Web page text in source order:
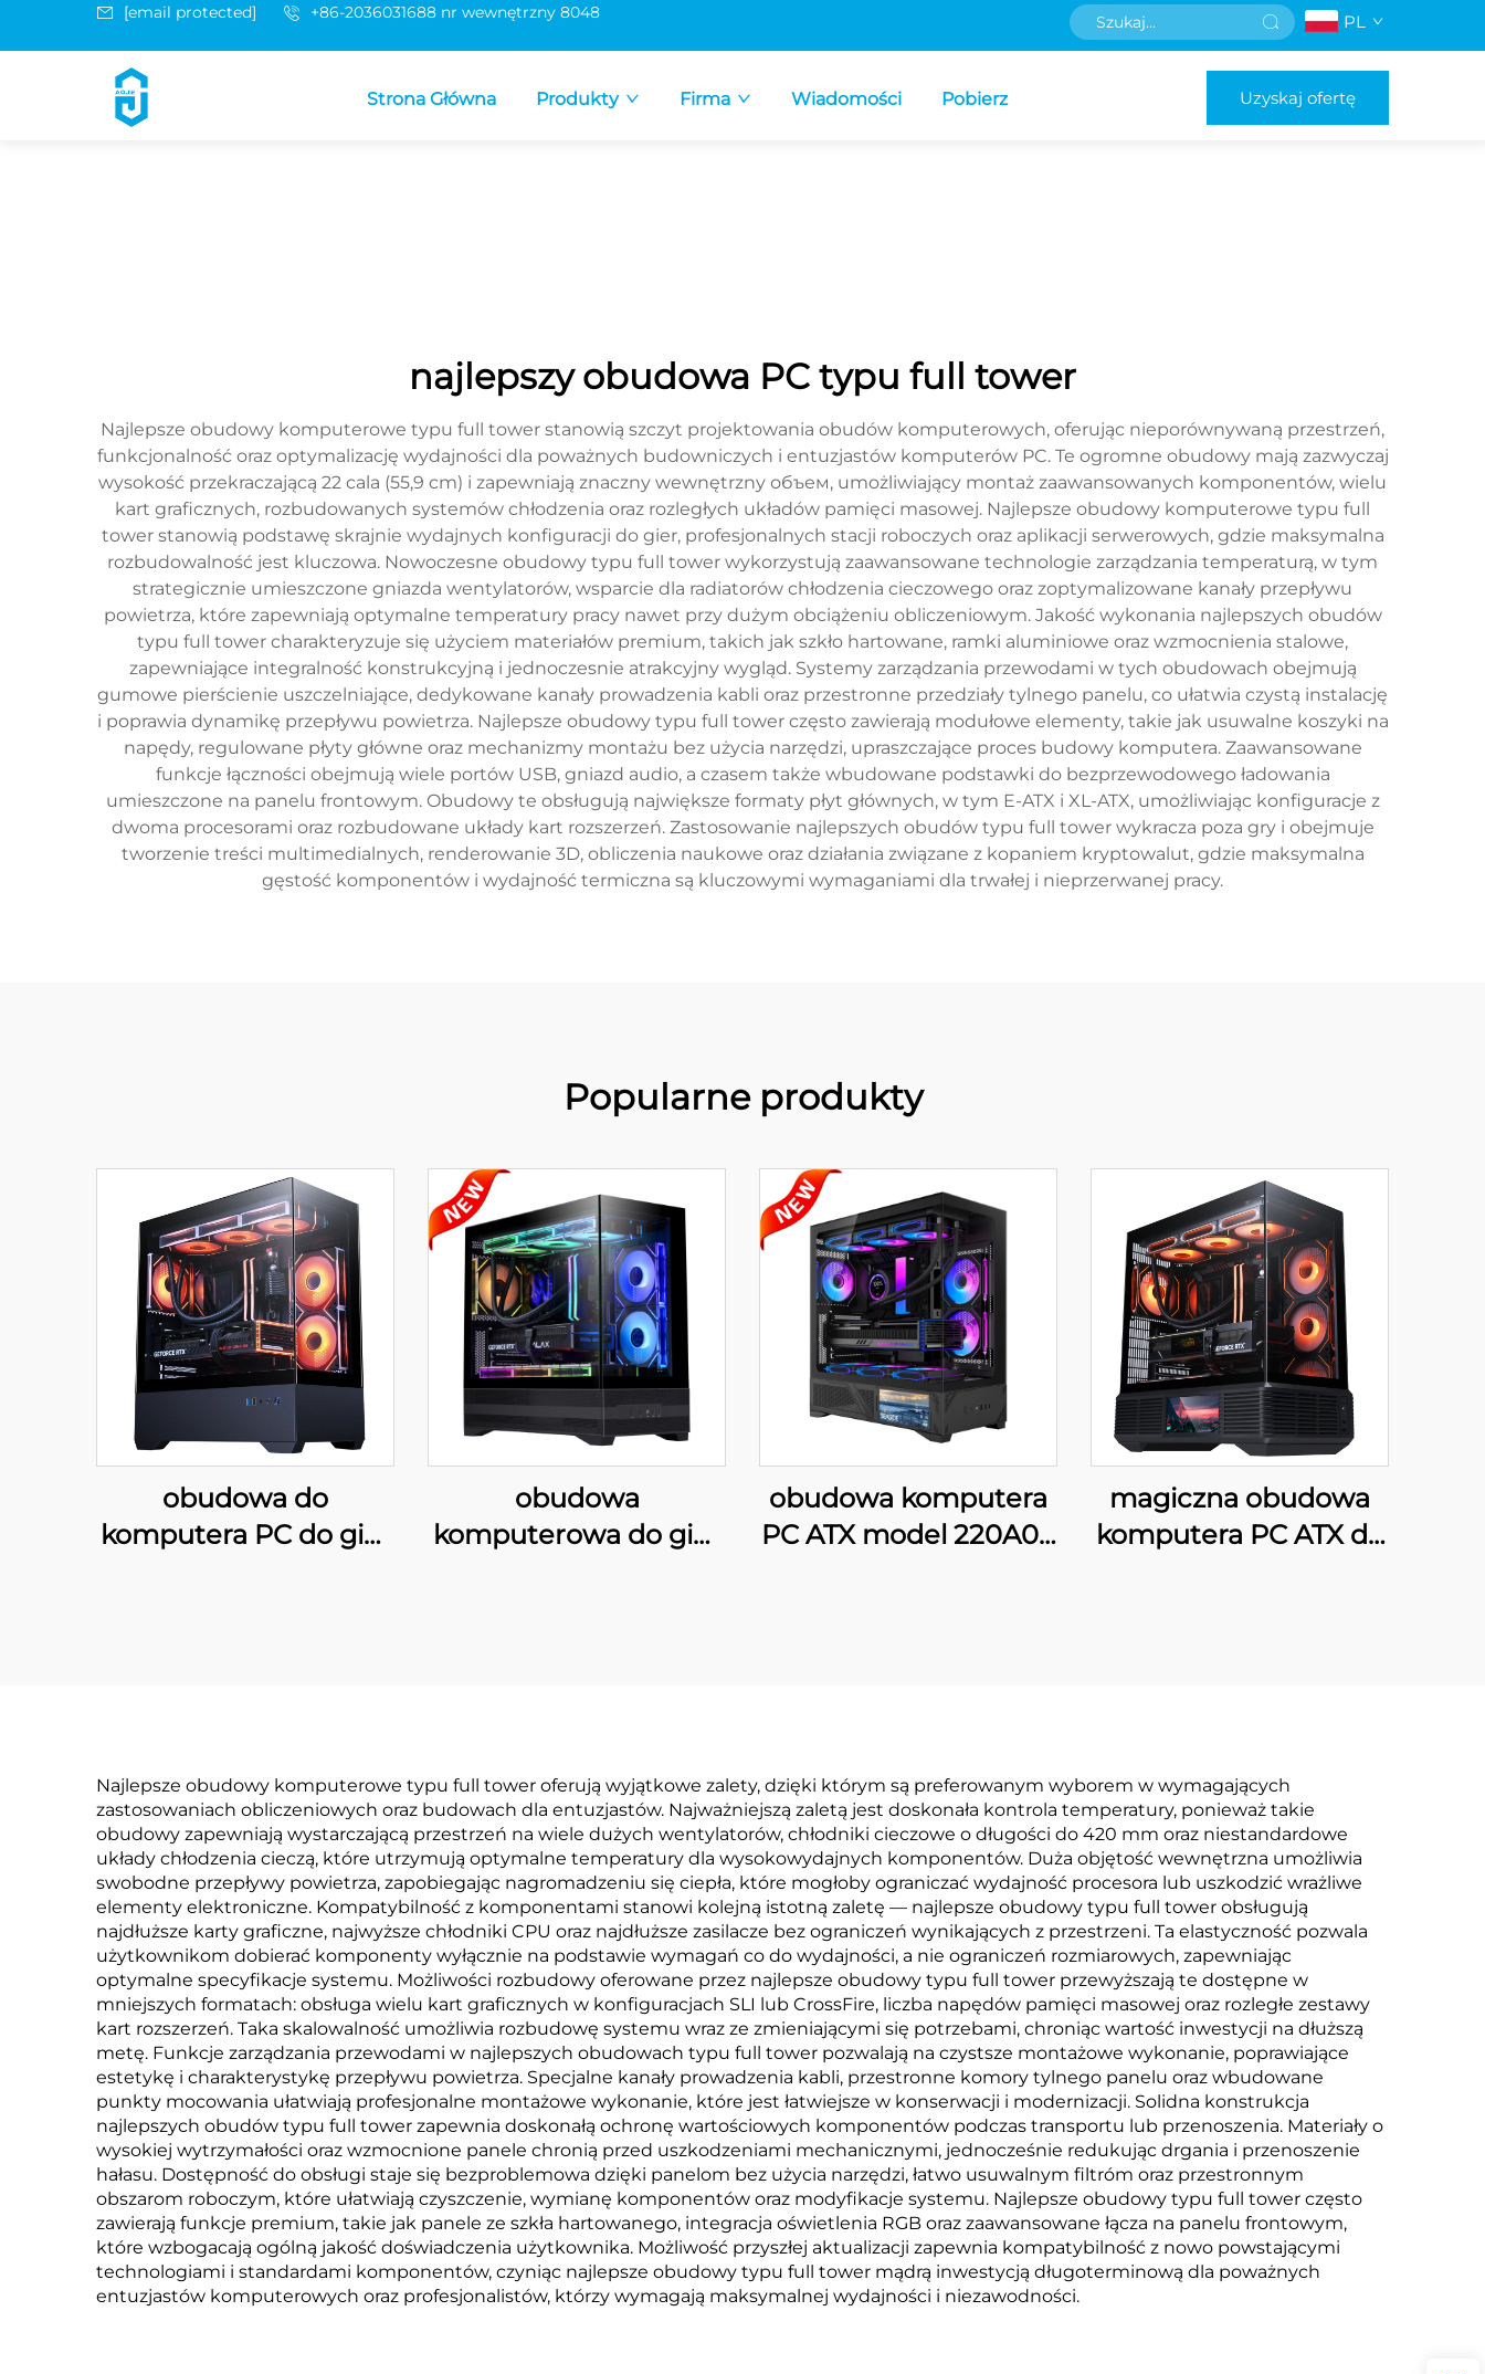
[email protected] +86-2036031688 nr wewnętrzny 8048 PL
Strona Główna Produkty Firma Wiadomości Pobierz Uzyskaj ofertę
najlepszy obudowa PC typu full tower
Najlepsze obudowy komputerowe typu full tower stanowią szczyt projektowania obudów komputerowych, oferując nieporównywaną przestrzeń,
funkcjonalność oraz optymalizację wydajności dla poważnych budowniczych i entuzjastów komputerów PC. Te ogromne obudowy mają zazwyczaj
wysokość przekraczającą 22 cala (55,9 cm) i zapewniają znaczny wewnętrzny объем, umożliwiający montaż zaawansowanych komponentów, wielu
kart graficznych, rozbudowanych systemów chłodzenia oraz rozległych układów pamięci masowej. Najlepsze obudowy komputerowe typu full
tower stanowią podstawę skrajnie wydajnych konfiguracji do gier, profesjonalnych stacji roboczych oraz aplikacji serwerowych, gdzie maksymalna
rozbudowalność jest kluczowa. Nowoczesne obudowy typu full tower wykorzystują zaawansowane technologie zarządzania temperaturą, w tym
strategicznie umieszczone gniazda wentylatorów, wsparcie dla radiatorów chłodzenia cieczowego oraz zoptymalizowane kanały przepływu
powietrza, które zapewniają optymalne temperatury pracy nawet przy dużym obciążeniu obliczeniowym. Jakość wykonania najlepszych obudów
typu full tower charakteryzuje się użyciem materiałów premium, takich jak szkło hartowane, ramki aluminiowe oraz wzmocnienia stalowe,
zapewniające integralność konstrukcyjną i jednoczesnie atrakcyjny wygląd. Systemy zarządzania przewodami w tych obudowach obejmują
gumowe pierścienie uszczelniające, dedykowane kanały prowadzenia kabli oraz przestronne przedziały tylnego panelu, co ułatwia czystą instalację
i poprawia dynamikę przepływu powietrza. Najlepsze obudowy typu full tower często zawierają modułowe elementy, takie jak usuwalne koszyki na
napędy, regulowane płyty główne oraz mechanizmy montażu bez użycia narzędzi, upraszczające proces budowy komputera. Zaawansowane
funkcje łączności obejmują wiele portów USB, gniazd audio, a czasem także wbudowane podstawki do bezprzewodowego ładowania
umieszczone na panelu frontowym. Obudowy te obsługują największe formaty płyt głównych, w tym E-ATX i XL-ATX, umożliwiając konfiguracje z
dwoma procesorami oraz rozbudowane układy kart rozszerzeń. Zastosowanie najlepszych obudów typu full tower wykracza poza gry i obejmuje
tworzenie treści multimedialnych, renderowanie 3D, obliczenia naukowe oraz działania związane z kopaniem kryptowalut, gdzie maksymalna
gęstość komponentów i wydajność termiczna są kluczowymi wymaganiami dla trwałej i nieprzerwanej pracy.
Popularne produkty
obudowa do
komputera PC do gier
obudowa
komputerowa do gier
obudowa komputera
PC ATX model 220A09
magiczna obudowa
komputera PC ATX do
Najlepsze obudowy komputerowe typu full tower oferują wyjątkowe zalety, dzięki którym są preferowanym wyborem w wymagających
zastosowaniach obliczeniowych oraz budowach dla entuzjastów. Najważniejszą zaletą jest doskonała kontrola temperatury, ponieważ takie
obudowy zapewniają wystarczającą przestrzeń na wiele dużych wentylatorów, chłodniki cieczowe o długości do 420 mm oraz niestandardowe
układy chłodzenia cieczą, które utrzymują optymalne temperatury dla wysokowydajnych komponentów. Duża objętość wewnętrzna umożliwia
swobodne przepływy powietrza, zapobiegając nagromadzeniu się ciepła, które mogłoby ograniczać wydajność procesora lub uszkodzić wrażliwe
elementy elektroniczne. Kompatybilność z komponentami stanowi kolejną istotną zaletę — najlepsze obudowy typu full tower obsługują
najdłuższe karty graficzne, najwyższe chłodniki CPU oraz najdłuższe zasilacze bez ograniczeń wynikających z przestrzeni. Ta elastyczność pozwala
użytkownikom dobierać komponenty wyłącznie na podstawie wymagań co do wydajności, a nie ograniczeń rozmiarowych, zapewniając
optymalne specyfikacje systemu. Możliwości rozbudowy oferowane przez najlepsze obudowy typu full tower przewyższają te dostępne w
mniejszych formatach: obsługa wielu kart graficznych w konfiguracjach SLI lub CrossFire, liczba napędów pamięci masowej oraz rozległe zestawy
kart rozszerzeń. Taka skalowalność umożliwia rozbudowę systemu wraz ze zmieniającymi się potrzebami, chroniąc wartość inwestycji na dłuższą
metę. Funkcje zarządzania przewodami w najlepszych obudowach typu full tower pozwalają na czystsze montażowe wykonanie, poprawiające
estetykę i charakterystykę przepływu powietrza. Specjalne kanały prowadzenia kabli, przestronne komory tylnego panelu oraz wbudowane
punkty mocowania ułatwiają profesjonalne montażowe wykonanie, które jest łatwiejsze w konserwacji i modernizacji. Solidna konstrukcja
najlepszych obudów typu full tower zapewnia doskonałą ochronę wartościowych komponentów podczas transportu lub przenoszenia. Materiały o
wysokiej wytrzymałości oraz wzmocnione panele chronią przed uszkodzeniami mechanicznymi, jednocześnie redukując drgania i przenoszenie
hałasu. Dostępność do obsługi staje się bezproblemowa dzięki panelom bez użycia narzędzi, łatwo usuwalnym filtróm oraz przestronnym
obszarom roboczym, które ułatwiają czyszczenie, wymianę komponentów oraz modyfikacje systemu. Najlepsze obudowy typu full tower często
zawierają funkcje premium, takie jak panele ze szkła hartowanego, integracja oświetlenia RGB oraz zaawansowane łącza na panelu frontowym,
które wzbogacają ogólną jakość doświadczenia użytkownika. Możliwość przyszłej aktualizacji zapewnia kompatybilność z nowo powstającymi
technologiami i standardami komponentów, czyniąc najlepsze obudowy typu full tower mądrą inwestycją długoterminową dla poważnych
entuzjastów komputerowych oraz profesjonalistów, którzy wymagają maksymalnej wydajności i niezawodności.